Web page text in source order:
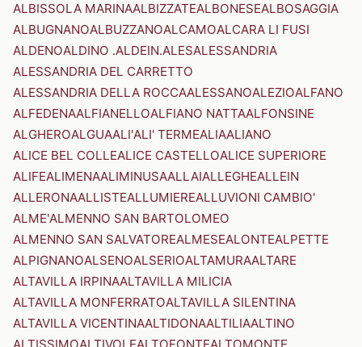
ALBISSOLA MARINAALBIZZATEALBONESEALBOSAGGIA
ALBUGNANOALBUZZANOALCAMOALCARA LI FUSI
ALDENOALDINO .ALDEIN.ALESALESSANDRIA
ALESSANDRIA DEL CARRETTO
ALESSANDRIA DELLA ROCCAALESSANOALEZIOALFANO
ALFEDENAALFIANELLOALFIANO NATTAALFONSINE
ALGHEROALGUAALI'ALI' TERMEALIAALIANO
ALICE BEL COLLEALICE CASTELLOALICE SUPERIORE
ALIFEALIMENAALIMINUSAALLAIALLEGHEALLEIN
ALLERONAALLISTEALLUMIEREALLUVIONI CAMBIO'
ALME'ALMENNO SAN BARTOLOMEO
ALMENNO SAN SALVATOREALMESEALONTEALPETTE
ALPIGNANOALSENOALSERIOALTAMURAALTARE
ALTAVILLA IRPINAALTAVILLA MILICIA
ALTAVILLA MONFERRATOALTAVILLA SILENTINA
ALTAVILLA VICENTINAALTIDONAALTILIAALTINO